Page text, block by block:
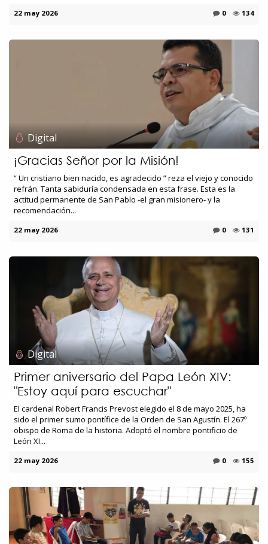
22 may 2026 0 134
Digital
¡Gracias Señor por la Misión!
“ Un cristiano bien nacido, es agradecido ” reza el viejo y conocido
refrán. Tanta sabiduría condensada en esta frase. Esta es la
actitud permanente de San Pablo -el gran misionero- y la
recomendación...
22 may 2026 0 131
Digital
Primer aniversario del Papa León XIV:
"Estoy aquí para escuchar"
El cardenal Robert Francis Prevost elegido el 8 de mayo 2025, ha
sido el primer sumo pontífice de la Orden de San Agustín. El 267º
obispo de Roma de la historia. Adoptó el nombre pontificio de
León XI...
22 may 2026 0 155